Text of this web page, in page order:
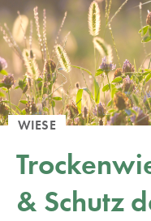
WIESE
& Schutz